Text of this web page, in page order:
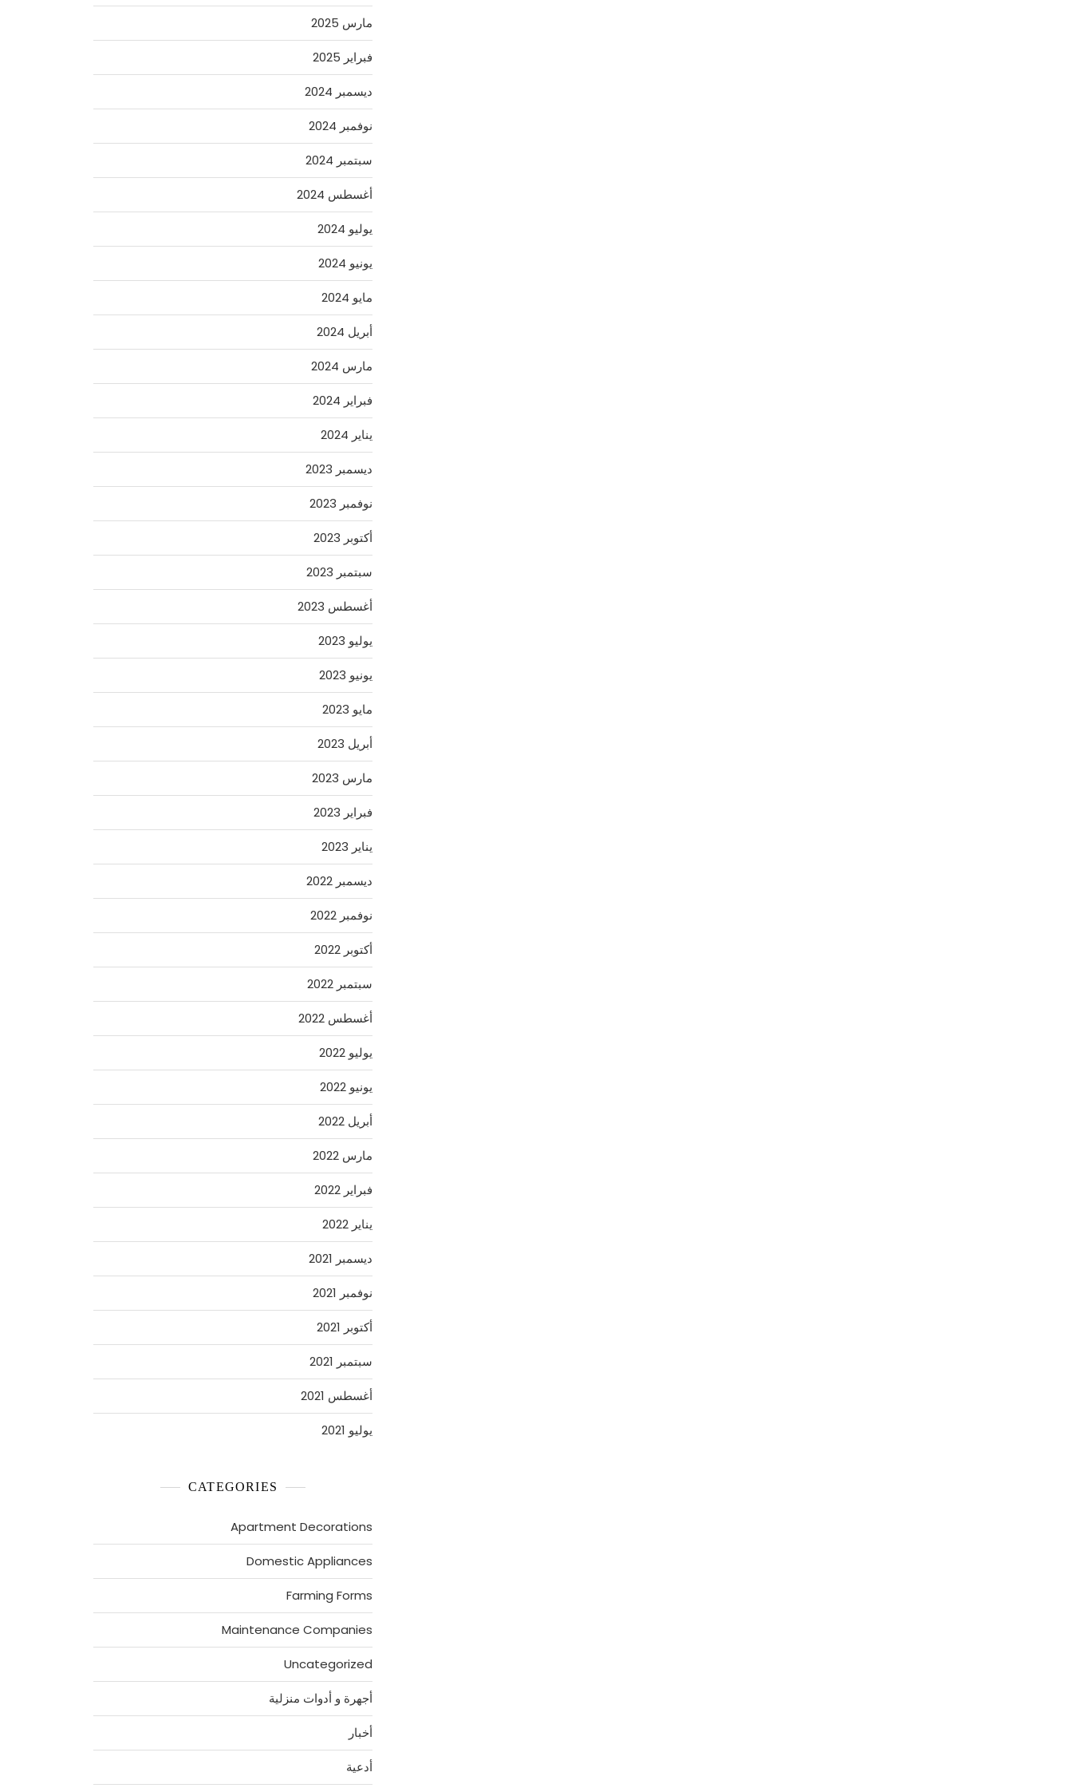
مارس 2025
فبراير 2025
ديسمبر 2024
نوفمبر 2024
سبتمبر 2024
أغسطس 2024
يوليو 2024
يونيو 2024
مايو 2024
أبريل 2024
مارس 2024
فبراير 2024
يناير 2024
ديسمبر 2023
نوفمبر 2023
أكتوبر 2023
سبتمبر 2023
أغسطس 2023
يوليو 2023
يونيو 2023
مايو 2023
أبريل 2023
مارس 2023
فبراير 2023
يناير 2023
ديسمبر 2022
نوفمبر 2022
أكتوبر 2022
سبتمبر 2022
أغسطس 2022
يوليو 2022
يونيو 2022
أبريل 2022
مارس 2022
فبراير 2022
يناير 2022
ديسمبر 2021
نوفمبر 2021
أكتوبر 2021
سبتمبر 2021
أغسطس 2021
يوليو 2021
CATEGORIES
Apartment Decorations
Domestic Appliances
Farming Forms
Maintenance Companies
Uncategorized
أجهرة و أدوات منزلية
أخبار
أدعية